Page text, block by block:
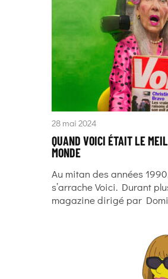
28 mai 2024
QUAND VOICI ÉTAIT LE
MONDE
Au mitan des années
s’arrache Voici. Durant
magazine dirigé par